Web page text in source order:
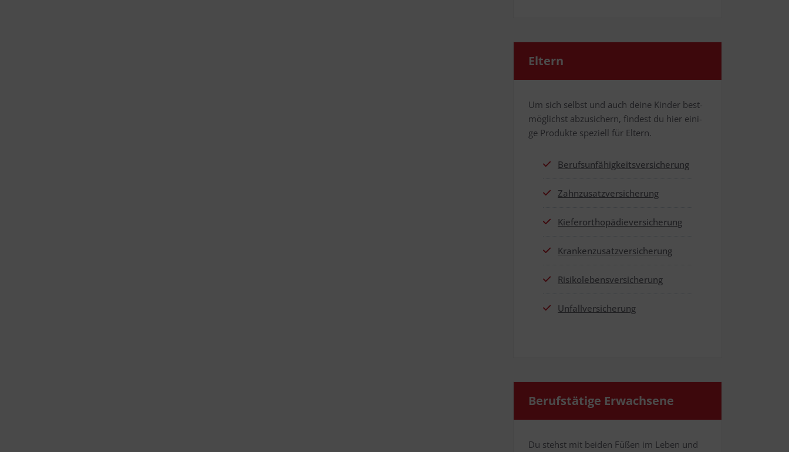
Eltern
Um sich selbst und auch dei­ne Kin­der best­
mög­lichst abzu­si­chern, fin­dest du hier eini­
ge Pro­duk­te spe­zi­ell für Eltern.
Berufs­un­fä­hig­keits­ver­si­che­rung
Zahn­zu­satz­ver­si­che­rung
Kie­fer­or­tho­pä­die­ver­si­che­rung
Kran­ken­zu­satz­ver­si­che­rung
Risi­ko­le­bens­ver­si­che­rung
Unfall­ver­si­che­rung
Berufs­tä­ti­ge Erwachsene
Du stehst mit bei­den Füßen im Leben und